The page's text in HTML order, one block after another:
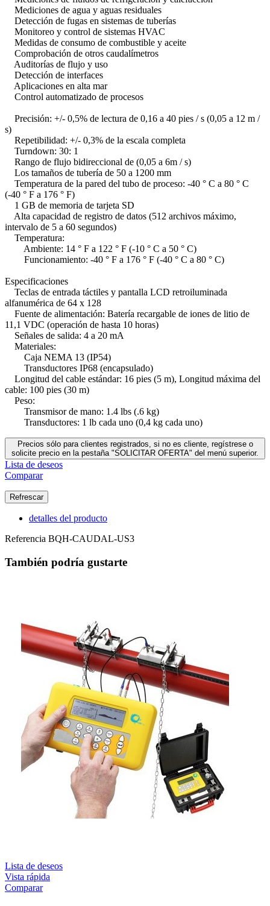
Mediciones de agua y aguas residuales
Detección de fugas en sistemas de tuberías
Monitoreo y control de sistemas HVAC
Medidas de consumo de combustible y aceite
Comprobación de otros caudalímetros
Auditorías de flujo y uso
Detección de interfaces
Aplicaciones en alta mar
Control automatizado de procesos
Precisión: +/- 0,5% de lectura de 0,16 a 40 pies / s (0,05 a 12 m /
s)
Repetibilidad: +/- 0,3% de la escala completa
Turndown: 30: 1
Rango de flujo bidireccional de (0,05 a 6m / s)
Los tamaños de tubería de 50 a 1200 mm
Temperatura de la pared del tubo de proceso: -40 ° C a 80 ° C
(-40 ° F a 176 ° F)
1 GB de memoria de tarjeta SD
Alta capacidad de registro de datos (512 archivos máximo,
intervalo de 5 a 60 segundos)
Temperatura:
Ambiente: 14 ° F a 122 ° F (-10 ° C a 50 ° C)
Funcionamiento: -40 ° F a 176 ° F (-40 ° C a 80 ° C)
Especificaciones
Teclas de entrada táctiles y pantalla LCD retroiluminada
alfanumérica de 64 x 128
Fuente de alimentación: Batería recargable de iones de litio de
11,1 VDC (operación de hasta 10 horas)
Señales de salida: 4 a 20 mA
Materiales:
Caja NEMA 13 (IP54)
Transductores IP68 (encapsulado)
Longitud del cable estándar: 16 pies (5 m), Longitud máxima del
cable: 100 pies (30 m)
Peso:
Transmisor de mano: 1.4 lbs (.6 kg)
Transductores: 1 lb cada uno (0,4 kg cada uno)
Precios sólo para clientes registrados, si no es cliente, regístrese o
solicite precio en la pestaña "SOLICITAR OFERTA" del menú superior.
Lista de deseos
Comparar
detalles del producto
Referencia BQH-CAUDAL-US3
También podría gustarte
Lista de deseos
Vista rápida
Comparar